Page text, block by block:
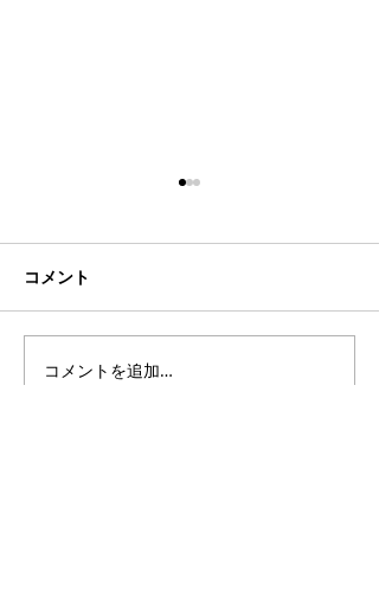
【度付き】OAKLEY
コメント
コメントを追加…